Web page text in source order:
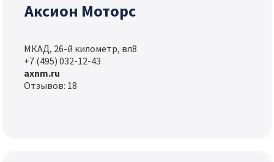
Аксион Моторс
МКАД, 26-й километр, вл8
+7 (495) 032-12-43
axnm.ru
Отзывов: 18